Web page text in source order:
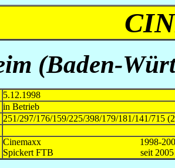
(Baden-
5.12.1998
in Betrieb
251/297/176/159/225/398/179/181/141/715
Cinemaxx 1998-2005
Spickert FTB seit 2005 neuer